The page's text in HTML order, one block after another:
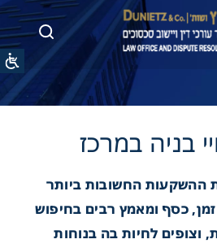
במרכז
ההשקעות החשובות ביותר
זמן, כסף ומאמץ רבים בחיפוש
לחיות בה בנוחות